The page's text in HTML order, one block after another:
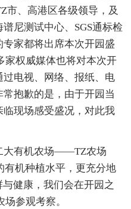
市、高港区各级领导，及
尼测试中心、SGS通标检
家都将出席本次开园盛
家权威媒体也将对本次开
电视、网络、报纸、电
抱歉的是，由于开园当
现场感受盛况，对此我
大有机农场——TZ农场
有机种植水平，更充分地
健康，我们会在开园之
参观考察。